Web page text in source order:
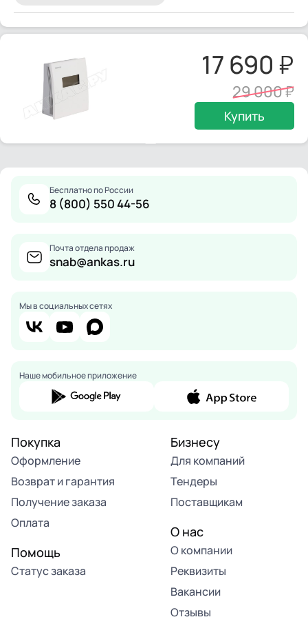
17 690
29 000
Купить
Бесплатно по России
8 (800) 550 44-56
Почта отдела продаж
snab@ankas.ru
Мы в социальных сетях
Наше мобильное приложение
Покупка
Оформление
Возврат и гарантия
Получение заказа
Оплата
Помощь
Статус заказа
Бизнесу
Для компаний
Тендеры
Поставщикам
О нас
О компании
Реквизиты
Вакансии
Отзывы